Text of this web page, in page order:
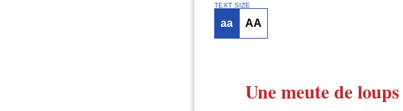
TEXT SIZE
aa AA
Une meute de loups